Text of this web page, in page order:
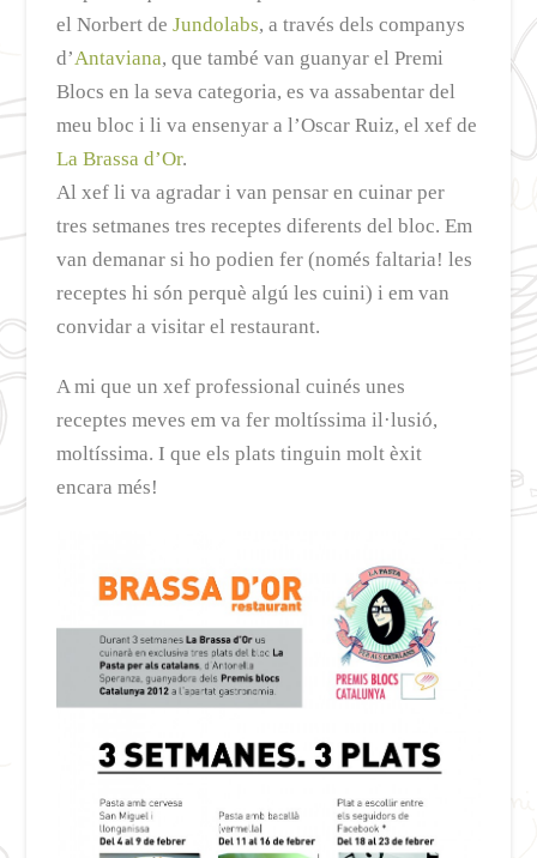
el Norbert deJundolabs, a través dels companys
d’Antaviana, que també van guanyar el Premi
Blocs en la seva categoria, es va assabentar del
meu bloc i li va ensenyar a l’Oscar Ruiz, el xef de
La Brassa d’Or.
Al xef li va agradar i van pensar en cuinar per
tres setmanes tres receptes diferents del bloc. Em
van demanar si ho podien fer (només faltaria! les
receptes hi són perquè algú les cuini) i em van
convidar a visitar el restaurant.
A mi que un xef professional cuinés unes
receptes meves em va fer moltíssima il·lusió,
moltíssima. I que els plats tinguin molt èxit
encara més!